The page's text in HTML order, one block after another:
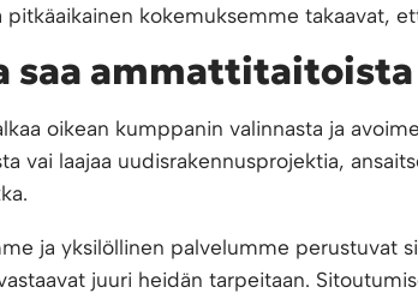
kokemuksemme takaavat,
saa ammattitaitoista
oikean kumppanin valinnasta ja
vai laajaa uudisrakennusprojektia,
ja yksilöllinen palvelumme perustuvat
juuri heidän tarpeitaan.